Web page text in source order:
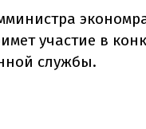
участие в
службы.